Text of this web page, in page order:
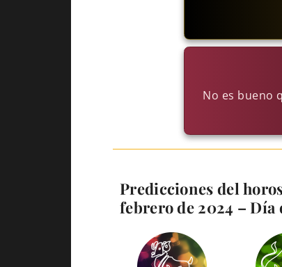
No es bueno
Predicciones del
febrero de 2024 – Día